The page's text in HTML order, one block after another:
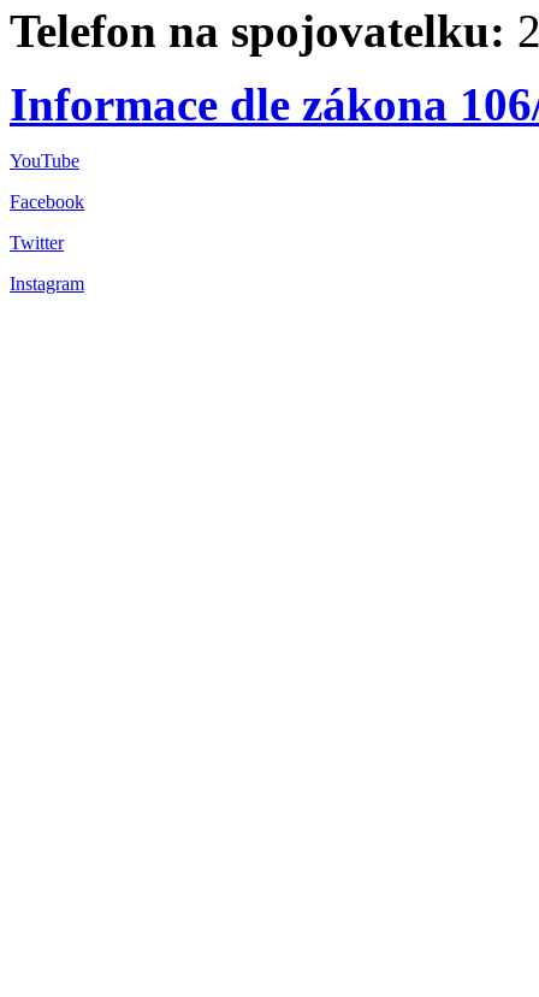
Telefon na spojovatelku:
Informace dle zákona
YouTube
Facebook
Twitter
Instagram